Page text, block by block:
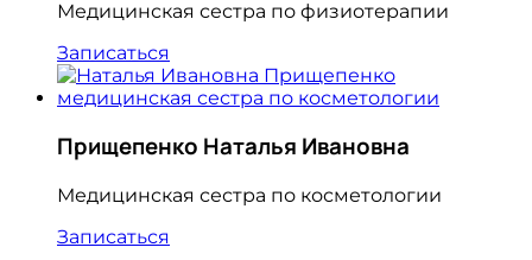
Медицинская сестра по физиотерапии
Записаться
Прищепенко Наталья Ивановна
Медицинская сестра по косметологии
Записаться